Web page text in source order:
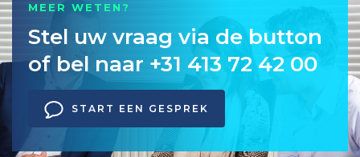
MEER WETEN?
Stel uw vraag via de button
of bel naar +31 413 72 42 00
START EEN GESPREK